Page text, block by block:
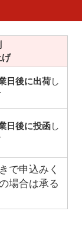
げ
日後に出荷し
日後に投函し
で申込みく
場合は承る